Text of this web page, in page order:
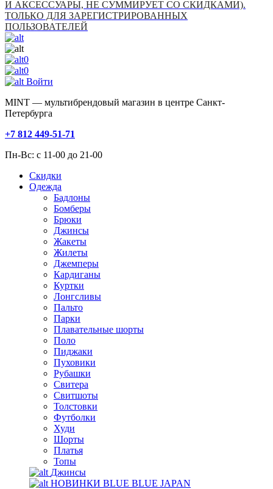
И АКСЕССУАРЫ, НЕ СУММИРУЕТ СО СКИДКАМИ).
ТОЛЬКО ДЛЯ ЗАРЕГИСТРИРОВАННЫХ
ПОЛЬЗОВАТЕЛЕЙ
0
0
Войти
MINT — мультибрендовый магазин в центре Санкт-
Петербурга
+7 812 449-51-71
Пн-Вс: с 11-00 до 21-00
Скидки
Одежда
Бадлоны
Бомберы
Брюки
Джинсы
Жакеты
Жилеты
Джемперы
Кардиганы
Куртки
Лонгсливы
Пальто
Парки
Плавательные шорты
Поло
Пиджаки
Пуховики
Рубашки
Свитера
Свитшоты
Толстовки
Футболки
Худи
Шорты
Платья
Топы
Джинсы
НОВИНКИ BLUE BLUE JAPAN